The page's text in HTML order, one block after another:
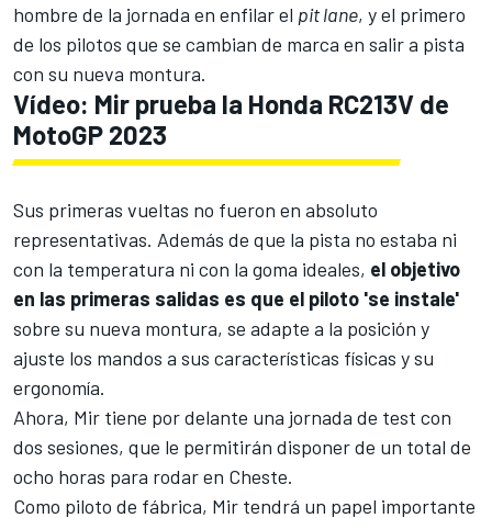
hombre de la jornada en enfilar el pit lane, y el primero
de los pilotos que se cambian de marca en salir a pista
con su nueva montura.
Vídeo: Mir prueba la Honda RC213V de
MotoGP 2023
Sus primeras vueltas no fueron en absoluto
representativas. Además de que la pista no estaba ni
con la temperatura ni con la goma ideales, el objetivo
en las primeras salidas es que el piloto 'se instale'
sobre su nueva montura, se adapte a la posición y
ajuste los mandos a sus características físicas y su
ergonomía.
Ahora, Mir tiene por delante una jornada de test con
dos sesiones, que le permitirán disponer de un total de
ocho horas para rodar en Cheste.
Como piloto de fábrica, Mir tendrá un papel importante